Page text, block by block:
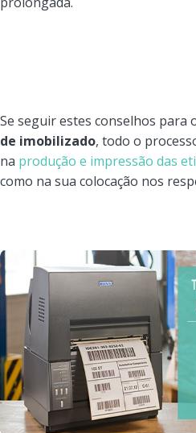
Se seguir estes conselhos para
de imobilizado, todo o
na produção e impressão das
como na sua colocação nos